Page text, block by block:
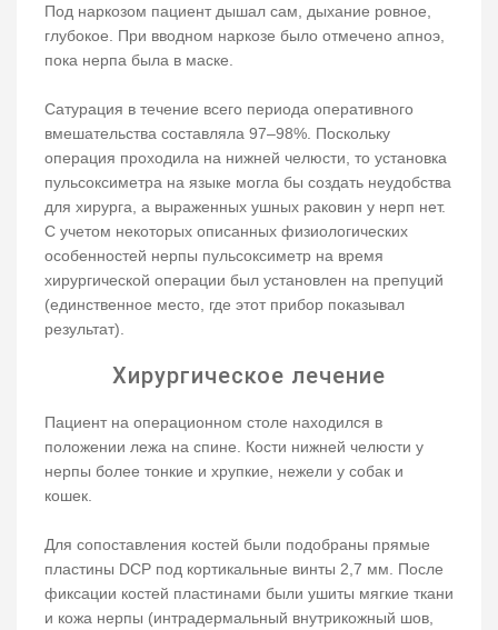
Под наркозом пациент дышал сам, дыхание ровное,
глубокое. При вводном наркозе было отмечено апноэ,
пока нерпа была в маске.
Сатурация в течение всего периода оперативного
вмешательства составляла 97–98%. Поскольку
операция проходила на нижней челюсти, то установка
пульсоксиметра на языке могла бы создать неудобства
для хирурга, а выраженных ушных раковин у нерп нет.
С учетом некоторых описанных физиологических
особенностей нерпы пульсоксиметр на время
хирургической операции был установлен на препуций
(единственное место, где этот прибор показывал
результат).
Хирургическое лечение
Пациент на операционном столе находился в
положении лежа на спине. Кости нижней челюсти у
нерпы более тонкие и хрупкие, нежели у собак и
кошек.
Для сопоставления костей были подобраны прямые
пластины DCP под кортикальные винты 2,7 мм. После
фиксации костей пластинами были ушиты мягкие ткани
и кожа нерпы (интрадермальный внутрикожный шов,